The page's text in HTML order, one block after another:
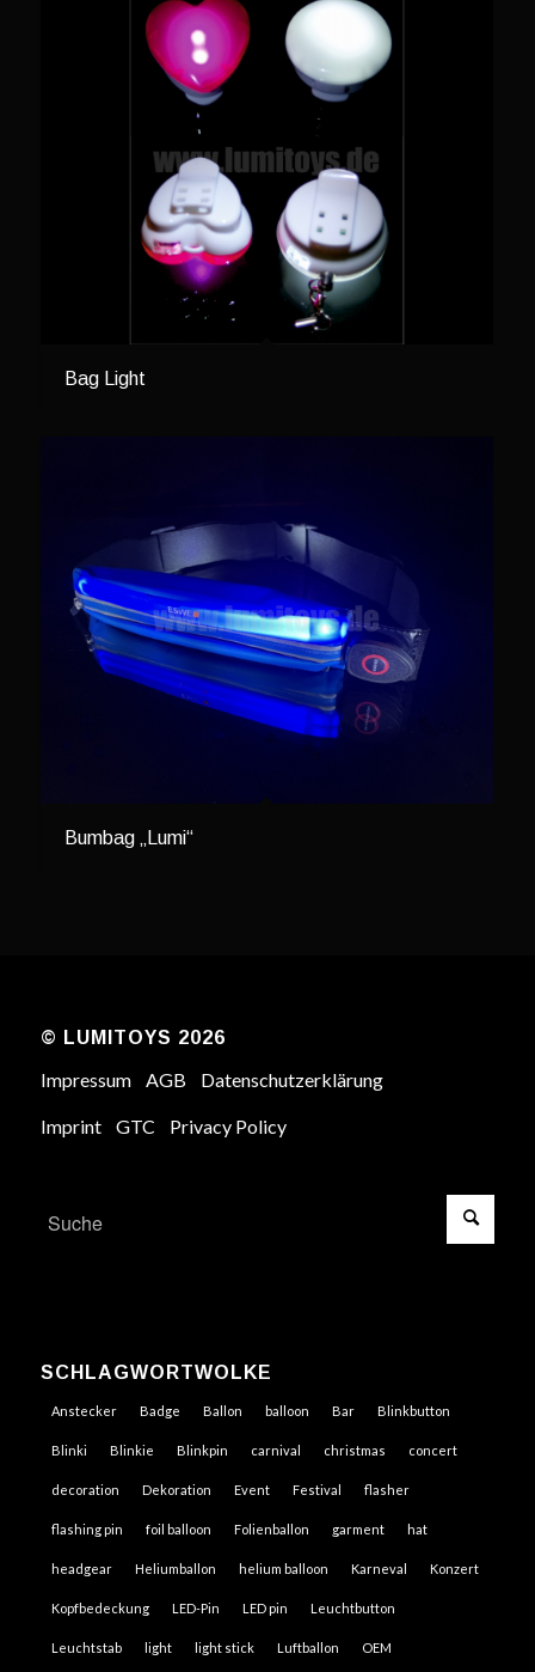
Bag Light
Bumbag „Lumi“
© LUMITOYS 2026
Impressum AGB Datenschutzerklärung
Imprint GTC Privacy Policy
SCHLAGWORTWOLKE
Anstecker Badge Ballon balloon Bar Blinkbutton
Blinki Blinkie Blinkpin carnival christmas concert
decoration Dekoration Event Festival flasher
flashing pin foil balloon Folienballon garment hat
headgear Heliumballon helium balloon Karneval Konzert
Kopfbedeckung LED-Pin LED pin Leuchtbutton
Leuchtstab light light stick Luftballon OEM